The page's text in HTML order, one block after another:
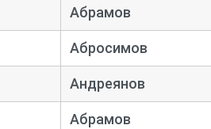
Абрамов
Абросимов
Андреянов
Абрамов